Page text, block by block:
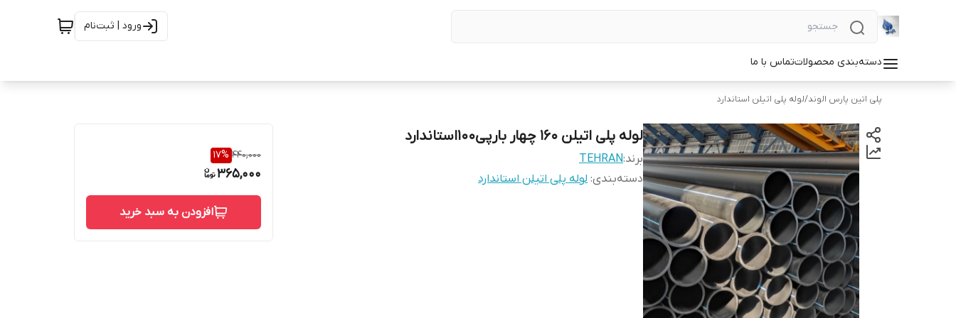
ورود | ثبت‌نام
دسته‌بندی محصولاتتماس با ما
پلی اتین پارس الوند/لوله پلی اتیلن استاندارد
لوله پلی اتیلن 160 چهار بارپی100استاندارد
برند:TEHRAN
دسته‌بندی: لوله پلی اتیلن استاندارد
440,000
17%
365,000
افزودن به سبد خرید